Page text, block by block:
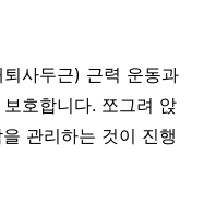
사두근) 근력 운동과
호합니다. 쪼그려 앉
관리하는 것이 진행